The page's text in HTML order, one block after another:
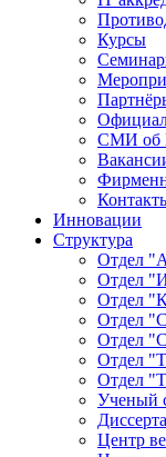
Курсы
СМИ об
Инновации
Структура
Отдел
Отдел
Отдел
Отдел
Отдел
Отдел
Отдел
Ученый
Центр